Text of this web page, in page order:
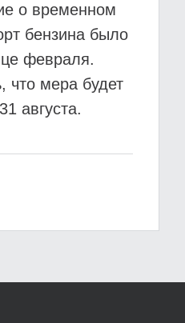
о временном
бензина было
февраля.
что мера будет
августа.